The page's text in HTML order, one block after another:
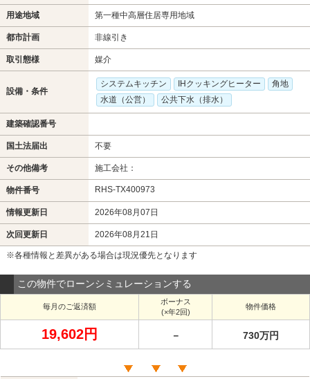
用途地域 第一種中高層住居専用地域
都市計画 非線引き
取引態様 媒介
設備・条件
システムキッチン IHクッキングヒーター
角地
水道（公営）
公共下水（排水）
建築確認番号
国土法届出 不要
その他備考 施工会社：
物件番号 RHS-TX400973
情報更新日 2026年08月07日
次回更新日 2026年08月21日
※各種情報と差異がある場合は現況優先となります
この物件でローンシミュレーションする
毎月のご返済額
ボーナス
(×年2回)
物件価格
19,602円 － 730万円